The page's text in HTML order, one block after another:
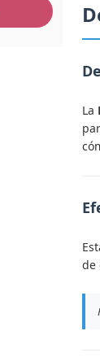
La
de